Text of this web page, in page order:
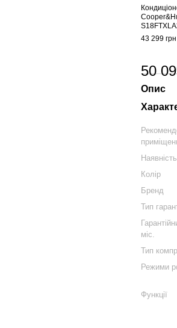
43 299 грн
50
Опис
Наявність
Колір
Бренд
Тип
міс.
Тип
Режими
Функції